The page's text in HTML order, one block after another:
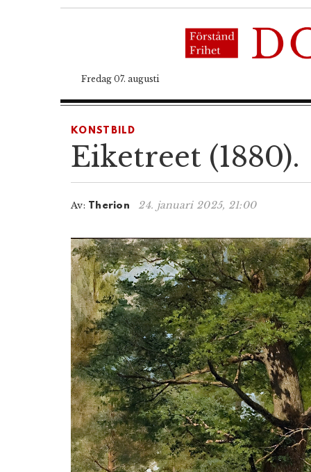
Fredag 07. augusti
KONSTBILD
Eiketreet (1880).
Av: Therion 24. januari 2025, 21:00